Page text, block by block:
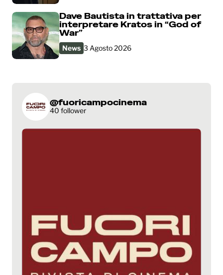
Dave Bautista in trattativa per
interpretare Kratos in “God of
War”
News 3 Agosto 2026
@fuoricampocinema
40 follower